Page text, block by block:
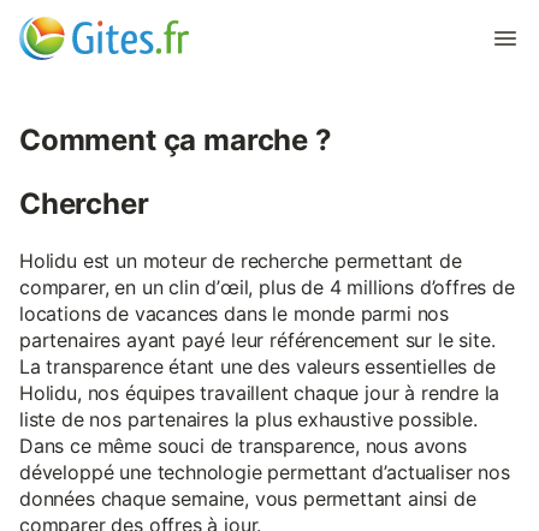
Comment ça marche ?
Chercher
Holidu est un moteur de recherche permettant de
comparer, en un clin d’œil, plus de 4 millions d’offres de
locations de vacances dans le monde parmi nos
partenaires ayant payé leur référencement sur le site.
La transparence étant une des valeurs essentielles de
Holidu, nos équipes travaillent chaque jour à rendre la
liste de nos partenaires la plus exhaustive possible.
Dans ce même souci de transparence, nous avons
développé une technologie permettant d’actualiser nos
données chaque semaine, vous permettant ainsi de
comparer des offres à jour.